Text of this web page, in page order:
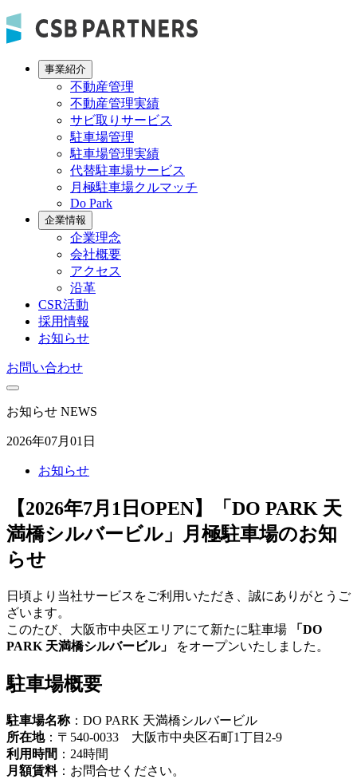
事業紹介
不動産管理
不動産管理実績
サビ取りサービス
駐車場管理
駐車場管理実績
代替駐車場サービス
月極駐車場クルマッチ
Do Park
企業情報
企業理念
会社概要
アクセス
沿革
CSR活動
採用情報
お知らせ
お問い合わせ
お知らせ NEWS
2026年07月01日
お知らせ
【2026年7月1日OPEN】「DO PARK 天
満橋シルバービル」月極駐車場のお知
らせ
日頃より当社サービスをご利用いただき、誠にありがとうご
ざいます。
このたび、大阪市中央区エリアにて新たに駐車場
「DO
PARK 天満橋シルバービル」
をオープンいたしました。
駐車場概要
駐車場名称：DO PARK 天満橋シルバービル
所在地：〒540-0033 大阪市中央区石町1丁目2-9
利用時間 ：24時間
月額賃料：お問合せください。